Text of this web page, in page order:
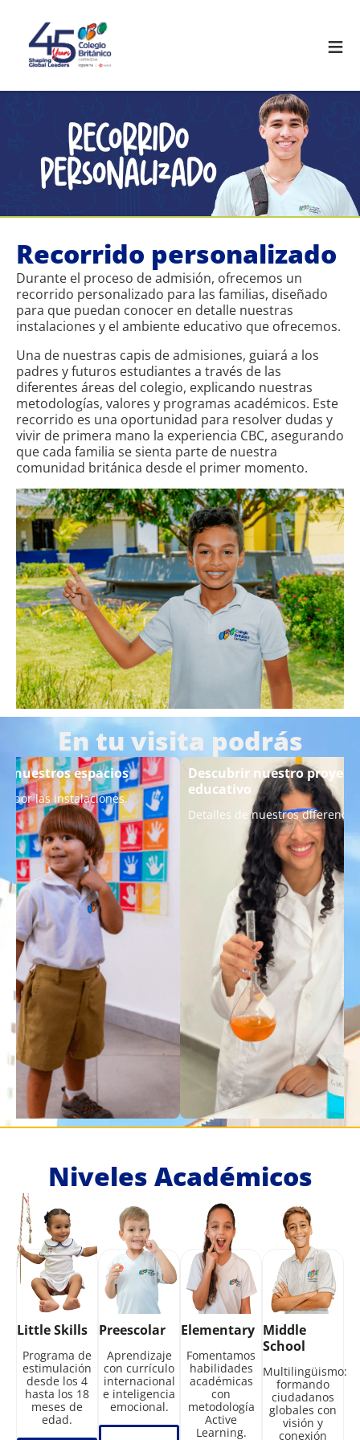
≡
Recorrido personalizado
Durante el proceso de admisión, ofrecemos un
recorrido personalizado para las familias, diseñado
para que puedan conocer en detalle nuestras
instalaciones y el ambiente educativo que ofrecemos.
Una de nuestras capis de admisiones, guiará a los
padres y futuros estudiantes a través de las
diferentes áreas del colegio, explicando nuestras
metodologías, valores y programas académicos. Este
recorrido es una oportunidad para resolver dudas y
vivir de primera mano la experiencia CBC, asegurando
que cada familia se sienta parte de nuestra
comunidad británica desde el primer momento.
En tu visita podrás
nuestros espacios
por las instalaciones.
Descubrir nuestro
educativo
Detalles de nuestros
Niveles Académicos
Little Skills
Programa de
estimulación
desde los 4
hasta los 18
meses de
edad.
Preescolar
Aprendizaje
con currículo
internacional
e inteligencia
emocional.
Elementary
Fomentamos
habilidades
académicas
con
metodología
Active
Learning.
Middle
School
Multilingüismo:
formando
ciudadanos
globales con
visión y
conexión